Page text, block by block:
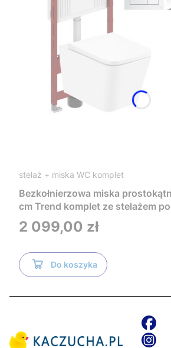
stelaż + miska WC komplet
Bezkołnierzowa miska
cm Trend komplet ze stelażem
Tece i czarnym przyciskiem
TR2216+Tece
Cena
2 099,00 zł
Do koszyka